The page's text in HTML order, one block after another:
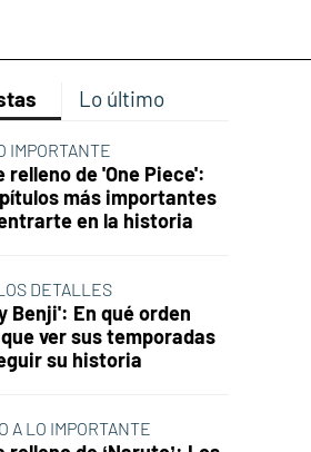
Lo último
IMPORTANTE
relleno de 'One Piece':
más importantes
en la historia
DETALLES
Benji': En qué orden
ver sus temporadas
su historia
A LO IMPORTANTE